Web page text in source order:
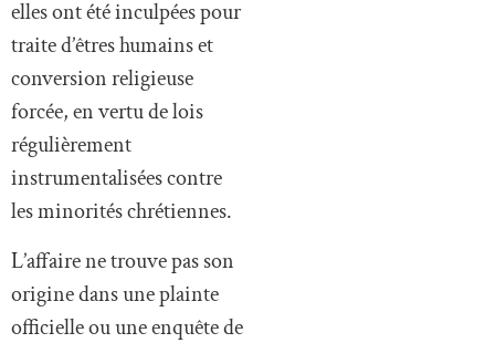
elles ont été inculpées pour
traite d’êtres humains et
conversion religieuse
forcée, en vertu de lois
régulièrement
instrumentalisées contre
les minorités chrétiennes.
L’affaire ne trouve pas son
origine dans une plainte
officielle ou une enquête de